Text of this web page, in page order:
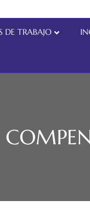
DE TRABAJO